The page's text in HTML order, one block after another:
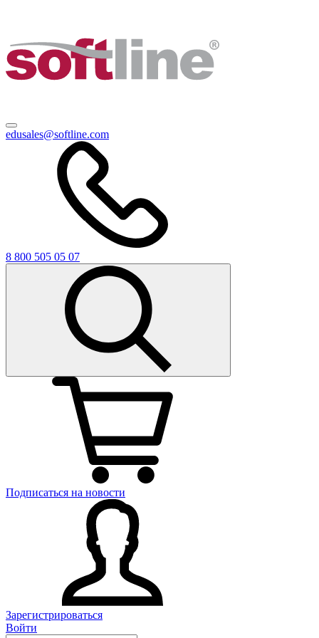
edusales@softline.com
8 800 505 05 07
Подписаться на новости
Зарегистрироваться
Войти